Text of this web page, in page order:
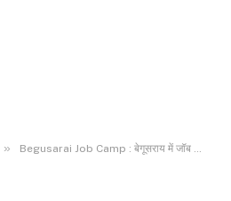
» Begusarai Job Camp : बेगूसराय में जॉब कैंप का आयोजन, 142 अभ्यर्थियों का हुआ चयन…